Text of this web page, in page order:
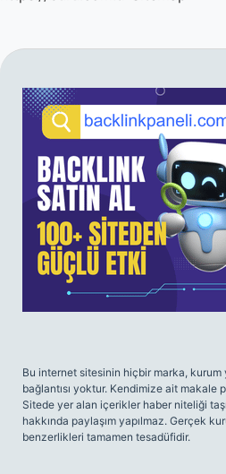
SIDEBAR
Bu internet sitesinin hiçbir marka, kurum
bağlantısı yoktur. Kendimize ait makale
Sitede yer alan içerikler haber niteliği
hakkında paylaşım yapılmaz. Gerçek
benzerlikleri tamamen tesadüfidir.